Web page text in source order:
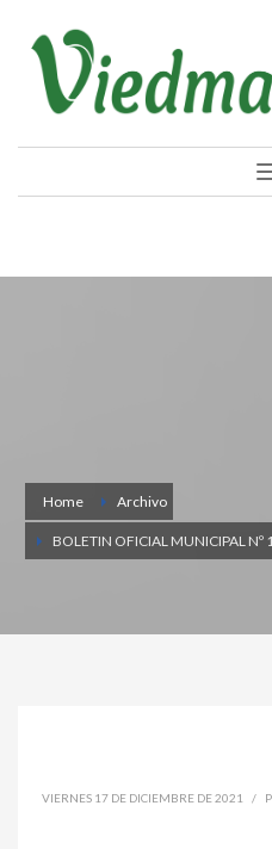
Home Archivo
BOLETIN OFICIAL MUNICIPAL
VIERNES 17 DE DICIEMBRE DE 2021 /